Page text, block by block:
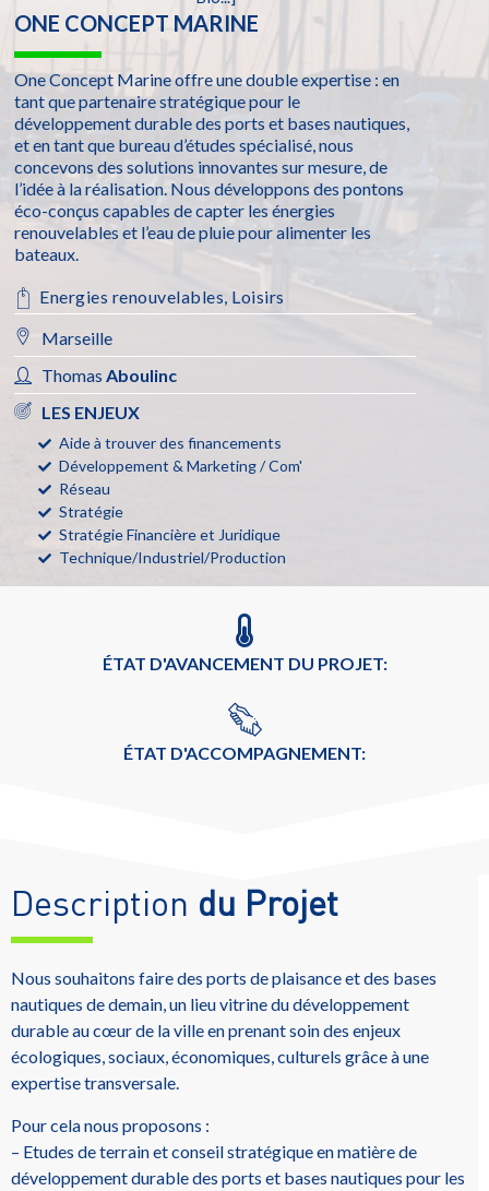
ONE CONCEPT MARINE
One Concept Marine offre une double expertise : en
tant que partenaire stratégique pour le
développement durable des ports et bases nautiques,
et en tant que bureau d’études spécialisé, nous
concevons des solutions innovantes sur mesure, de
l’idée à la réalisation. Nous développons des pontons
éco-conçus capables de capter les énergies
renouvelables et l’eau de pluie pour alimenter les
bateaux.
Energies renouvelables, Loisirs
Marseille
ThomasAboulinc
LES ENJEUX
Aide à trouver des financements
Développement & Marketing / Com'
Réseau
Stratégie
Stratégie Financière et Juridique
Technique/Industriel/Production
ÉTAT D'AVANCEMENT DU PROJET:
ÉTAT D'ACCOMPAGNEMENT:
Description du Projet
Nous souhaitons faire des ports de plaisance et des bases
nautiques de demain, un lieu vitrine du développement
durable au cœur de la ville en prenant soin des enjeux
écologiques, sociaux, économiques, culturels grâce à une
expertise transversale.
Pour cela nous proposons :
– Etudes de terrain et conseil stratégique en matière de
développement durable des ports et bases nautiques pour les